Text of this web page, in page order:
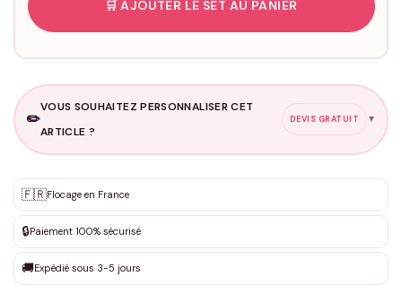
🛒 AJOUTER LE SET AU PANIER
✏️
VOUS SOUHAITEZ PERSONNALISER CET
ARTICLE ?
DEVIS GRATUIT ▼
✨ Personnalisation sur mesure
DEVIS GRATUIT · Personnalisation de 3 à 10€ selon la demande
Que souhaitez-vous ?*
🇫🇷Flocage en France
🔒Paiement 100% sécurisé
🚚Expédié sous 3-5 jours